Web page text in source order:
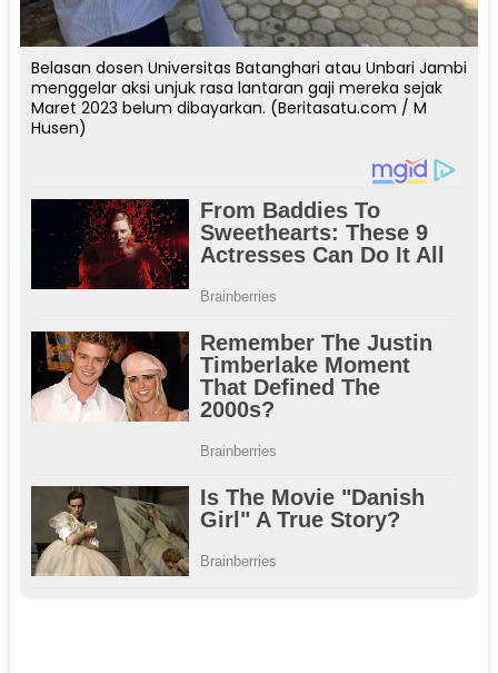
Belasan dosen Universitas Batanghari atau Unbari Jambi
menggelar aksi unjuk rasa lantaran gaji mereka sejak
Maret 2023 belum dibayarkan. (Beritasatu.com / M
Husen)